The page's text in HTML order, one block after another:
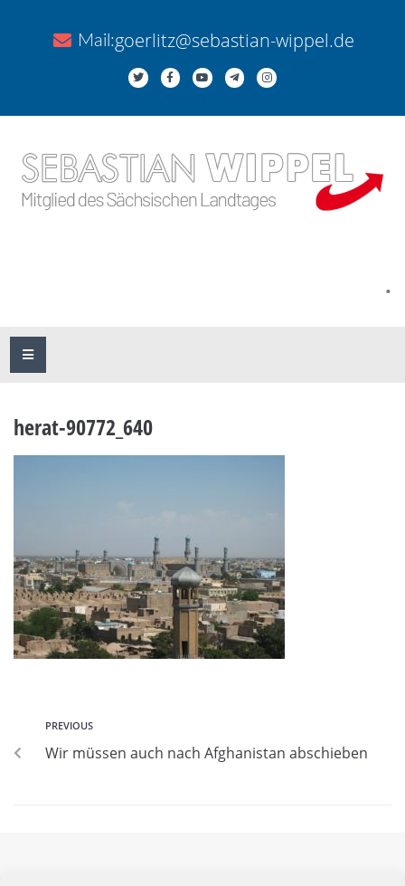
Mail:goerlitz@sebastian-wippel.de
.
herat-90772_640
PREVIOUS
Wir müssen auch nach Afghanistan abschieben